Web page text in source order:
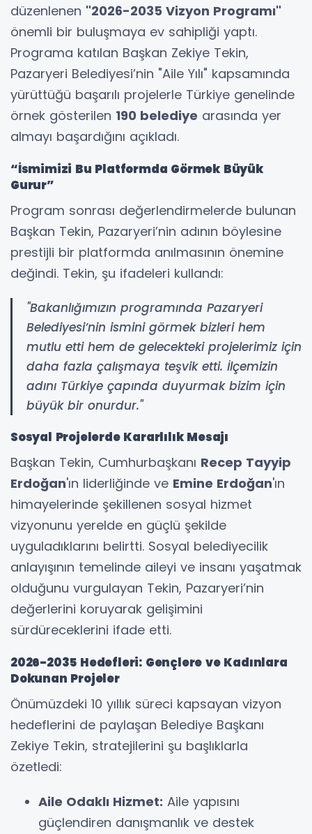
düzenlenen "2026-2035 Vizyon Programı"
önemli bir buluşmaya ev sahipliği yaptı.
Programa katılan Başkan Zekiye Tekin,
Pazaryeri Belediyesi’nin "Aile Yılı" kapsamında
yürüttüğü başarılı projelerle Türkiye genelinde
örnek gösterilen 190 belediye arasında yer
almayı başardığını açıkladı.
“İsmimizi Bu Platformda Görmek Büyük
Gurur”
Program sonrası değerlendirmelerde bulunan
Başkan Tekin, Pazaryeri’nin adının böylesine
prestijli bir platformda anılmasının önemine
değindi. Tekin, şu ifadeleri kullandı:
"Bakanlığımızın programında Pazaryeri
Belediyesi’nin ismini görmek bizleri hem
mutlu etti hem de gelecekteki projelerimiz için
daha fazla çalışmaya teşvik etti. İlçemizin
adını Türkiye çapında duyurmak bizim için
büyük bir onurdur."
Sosyal Projelerde Kararlılık Mesajı
Başkan Tekin, Cumhurbaşkanı Recep Tayyip
Erdoğan'ın liderliğinde ve Emine Erdoğan'ın
himayelerinde şekillenen sosyal hizmet
vizyonunu yerelde en güçlü şekilde
uyguladıklarını belirtti. Sosyal belediyecilik
anlayışının temelinde aileyi ve insanı yaşatmak
olduğunu vurgulayan Tekin, Pazaryeri’nin
değerlerini koruyarak gelişimini
sürdüreceklerini ifade etti.
2026-2035 Hedefleri: Gençlere ve Kadınlara
Dokunan Projeler
Önümüzdeki 10 yıllık süreci kapsayan vizyon
hedeflerini de paylaşan Belediye Başkanı
Zekiye Tekin, stratejilerini şu başlıklarla
özetledi:
Aile Odaklı Hizmet: Aile yapısını
güçlendiren danışmanlık ve destek